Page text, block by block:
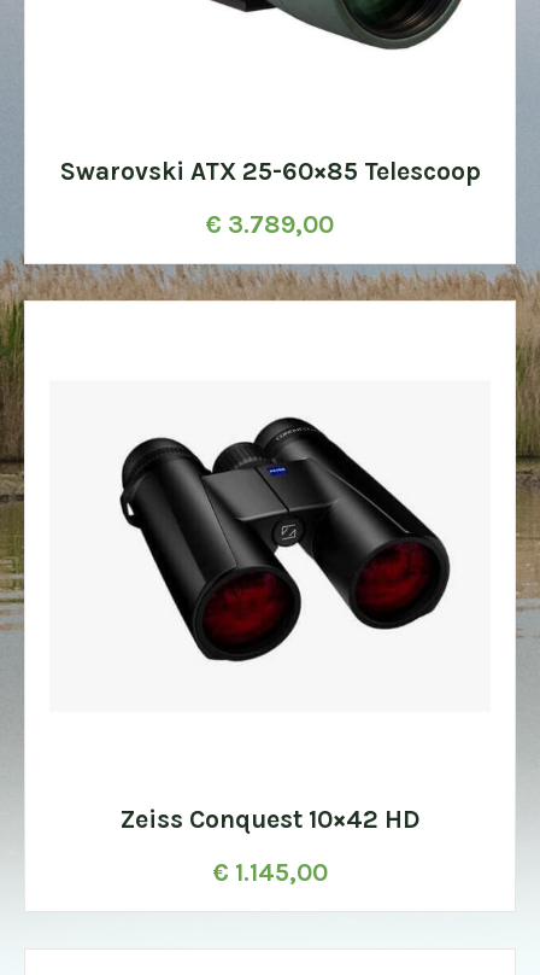
Swarovski ATX 25-60×85 Telescoop
€ 3.789,00
Zeiss Conquest 10×42 HD
€ 1.145,00